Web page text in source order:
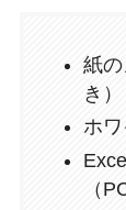
紙
き）
ホワ
（